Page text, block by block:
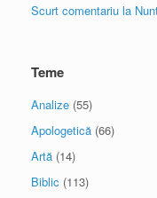
Scurt comentariu la
Teme
Analize (55)
Apologetică (66)
Artă (14)
Biblic (113)